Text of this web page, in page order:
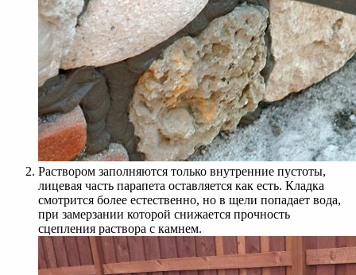
Раствором заполняются только внутренние пустоты,
лицевая часть парапета оставляется как есть. Кладка
смотрится более естественно, но в щели попадает вода,
при замерзании которой снижается прочность
сцепления раствора с камнем.